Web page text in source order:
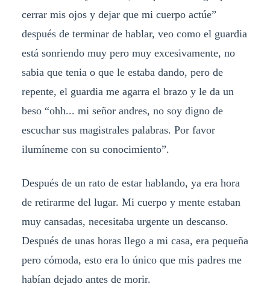
cerrar mis ojos y dejar que mi cuerpo actúe”
después de terminar de hablar, veo como el guardia
está sonriendo muy pero muy excesivamente, no
sabia que tenia o que le estaba dando, pero de
repente, el guardia me agarra el brazo y le da un
beso “ohh... mi señor andres, no soy digno de
escuchar sus magistrales palabras. Por favor
ilumíneme con su conocimiento”.
Después de un rato de estar hablando, ya era hora
de retirarme del lugar. Mi cuerpo y mente estaban
muy cansadas, necesitaba urgente un descanso.
Después de unas horas llego a mi casa, era pequeña
pero cómoda, esto era lo único que mis padres me
habían dejado antes de morir.